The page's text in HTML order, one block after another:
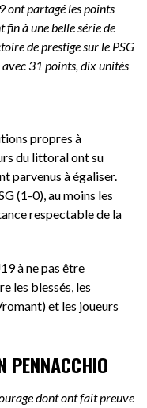
ont partagé les points
à une belle série de
de prestige sur le PSG
31 points, dix unités
propres à
du littoral ont su
parvenus à égaliser.
(1-0), au moins les
respectable de la
à ne pas être
les blessés, les
et les joueurs
PENNACCHIO
dont ont fait preuve